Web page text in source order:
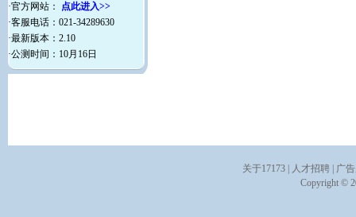
·官方网站： 点此进入>>
·客服电话：021-34289630
·最新版本：2.10
·公测时间：10月16日
关于17173 人才招聘
广
Copyright ©